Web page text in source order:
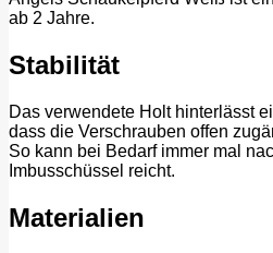
ab 2 Jahre.
Stabilität
Das verwendete Holt hinterlässt
dass die Verschrauben offen
So kann bei Bedarf immer mal
Imbusschüssel reicht.
Materialien